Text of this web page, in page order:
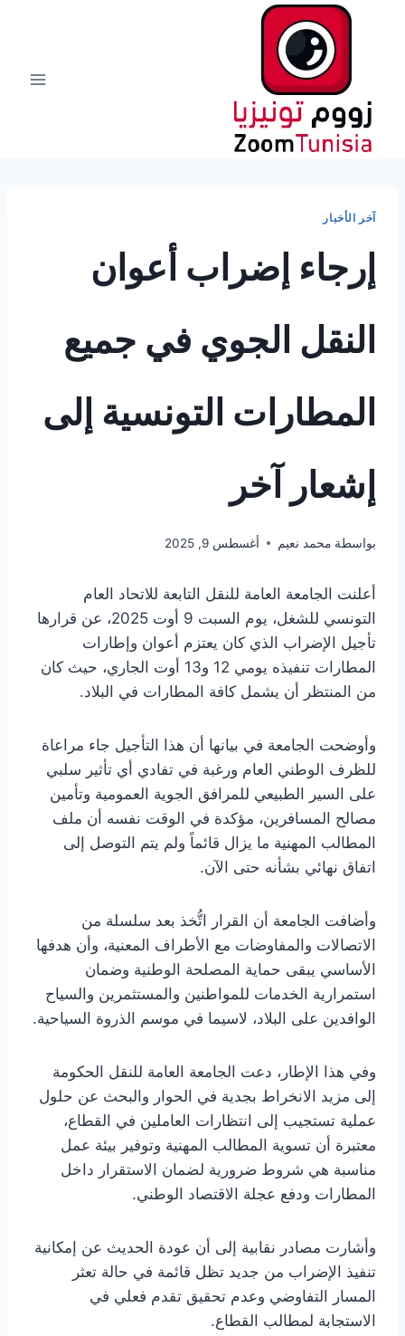
آخر الأخبار
إرجاء إضراب أعوان
النقل الجوي في جميع
المطارات التونسية إلى
إشعار آخر
بواسطة محمد نعيم أغسطس 9, 2025
أعلنت الجامعة العامة للنقل التابعة للاتحاد العام
التونسي للشغل، يوم السبت 9 أوت 2025، عن قرارها
تأجيل الإضراب الذي كان يعتزم أعوان وإطارات
المطارات تنفيذه يومي 12 و13 أوت الجاري، حيث كان
من المنتظر أن يشمل كافة المطارات في البلاد.
وأوضحت الجامعة في بيانها أن هذا التأجيل جاء مراعاة
للظرف الوطني العام ورغبة في تفادي أي تأثير سلبي
على السير الطبيعي للمرافق الجوية العمومية وتأمين
مصالح المسافرين، مؤكدة في الوقت نفسه أن ملف
المطالب المهنية ما يزال قائماً ولم يتم التوصل إلى
اتفاق نهائي بشأنه حتى الآن.
وأضافت الجامعة أن القرار اتُّخذ بعد سلسلة من
الاتصالات والمفاوضات مع الأطراف المعنية، وأن هدفها
الأساسي يبقى حماية المصلحة الوطنية وضمان
استمرارية الخدمات للمواطنين والمستثمرين والسياح
الوافدين على البلاد، لاسيما في موسم الذروة السياحية.
وفي هذا الإطار، دعت الجامعة العامة للنقل الحكومة
إلى مزيد الانخراط بجدية في الحوار والبحث عن حلول
عملية تستجيب إلى انتظارات العاملين في القطاع،
معتبرة أن تسوية المطالب المهنية وتوفير بيئة عمل
مناسبة هي شروط ضرورية لضمان الاستقرار داخل
المطارات ودفع عجلة الاقتصاد الوطني.
وأشارت مصادر نقابية إلى أن عودة الحديث عن إمكانية
تنفيذ الإضراب من جديد تظل قائمة في حالة تعثر
المسار التفاوضي وعدم تحقيق تقدم فعلي في
الاستجابة لمطالب القطاع.